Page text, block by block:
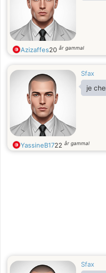
Azizaffes20 år gammal
Sfax
je
YassineB1722 år gammal
Sfax